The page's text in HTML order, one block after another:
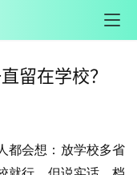
留在学校？
都会想：放学校多省